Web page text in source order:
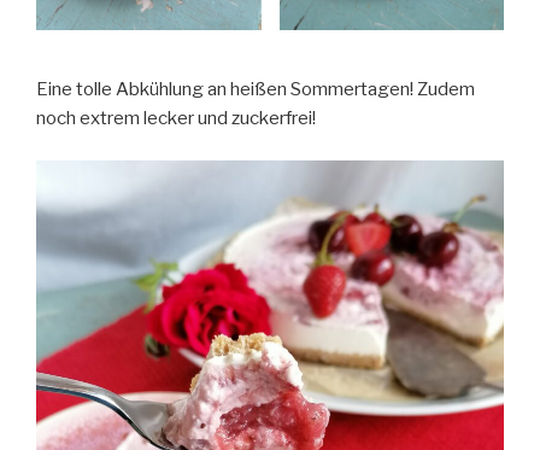
Eine tolle Abkühlung an heißen Sommertagen! Zudem
noch extrem lecker und zuckerfrei!